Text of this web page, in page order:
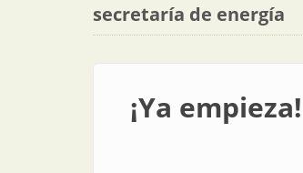
secretaría de energía
¡Ya